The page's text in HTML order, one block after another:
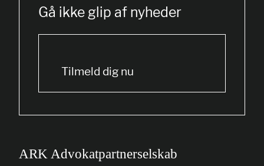
Gå ikke glip af nyheder
Tilmeld dig nu
ARK Advokatpartnerselskab